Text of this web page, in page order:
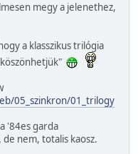
megy a jelenethez,
a klasszikus trilógia
05_szinkron/01_trilogy
'84es garda
nem, totalis kaosz.